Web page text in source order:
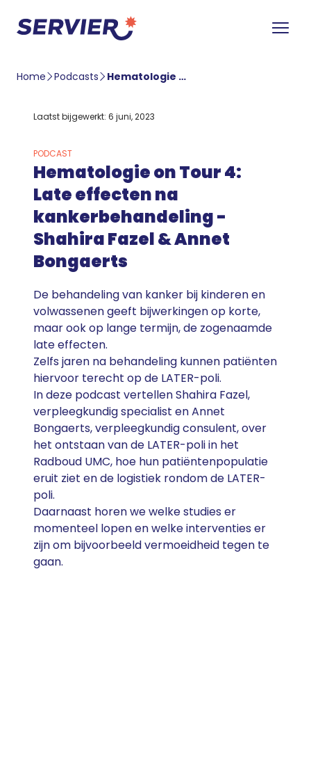
Home Podcasts Hematologie on Tour 4: Late effecten na kankerbehandeling – Shahira Fazel & Annet Bongaerts
Laatst bijgewerkt: 6 juni, 2023
PODCAST
Hematologie on Tour 4:
Late effecten na
kankerbehandeling -
Shahira Fazel & Annet
Bongaerts
De behandeling van kanker bij kinderen en
volwassenen geeft bijwerkingen op korte,
maar ook op lange termijn, de zogenaamde
late effecten.
Zelfs jaren na behandeling kunnen patiënten
hiervoor terecht op de LATER-poli.
In deze podcast vertellen Shahira Fazel,
verpleegkundig specialist en Annet
Bongaerts, verpleegkundig consulent, over
het ontstaan van de LATER-poli in het
Radboud UMC, hoe hun patiëntenpopulatie
eruit ziet en de logistiek rondom de LATER-
poli.
Daarnaast horen we welke studies er
momenteel lopen en welke interventies er
zijn om bijvoorbeeld vermoeidheid tegen te
gaan.